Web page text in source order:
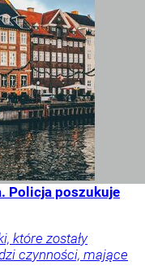
Policja poszukuje
które zostały
czynności, mające